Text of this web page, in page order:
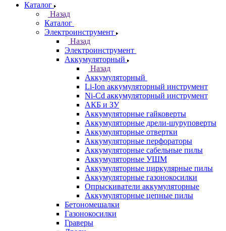
Каталог
Назад
Каталог
Электроинструмент
Назад
Электроинструмент
Аккумуляторный
Назад
Аккумуляторный
Li-Ion аккумуляторный инструмент
Ni-Cd аккумуляторный инструмент
АКБ и ЗУ
Аккумуляторные гайковерты
Аккумуляторные дрели-шуруповерты
Аккумуляторные отвертки
Аккумуляторные перфораторы
Аккумуляторные сабельные пилы
Аккумуляторные УШМ
Аккумуляторные циркулярные пилы
Аккумуляторные газонокосилки
Опрыскиватели аккумуляторные
Аккумуляторные цепные пилы
Бетономешалки
Газонокосилки
Граверы